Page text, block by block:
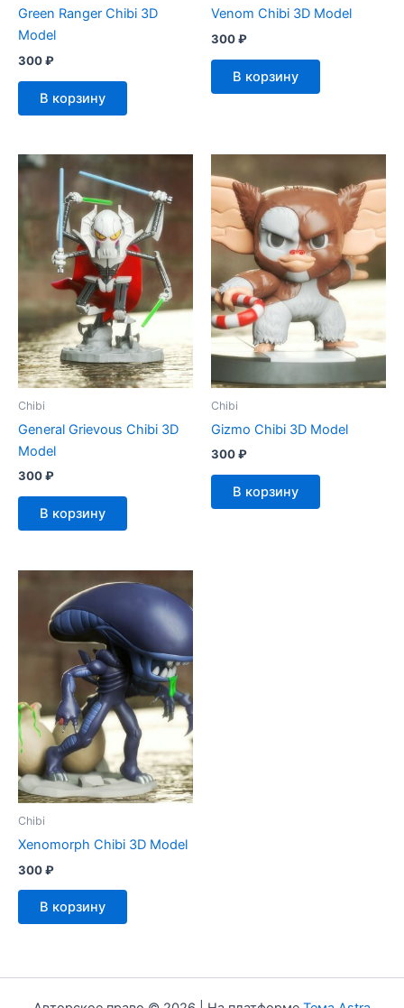
Green Ranger Chibi 3D
Model
300₽
В корзину
Venom Chibi 3D Model
300₽
В корзину
Chibi
General Grievous Chibi 3D
Model
300₽
В корзину
Chibi
Gizmo Chibi 3D Model
300₽
В корзину
Chibi
Xenomorph Chibi 3D Model
300₽
В корзину